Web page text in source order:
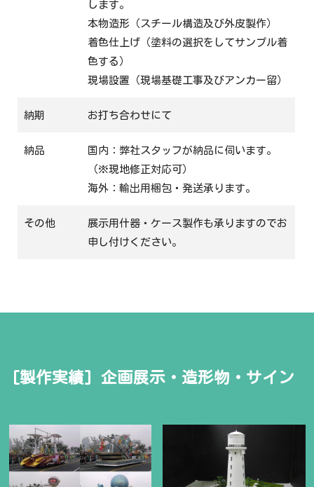
します。
本物造形（スチール構造及び外皮製作）
着色仕上げ（塗料の選択をしてサンプル着
色する）
現場設置（現場基礎工事及びアンカー留）
納期 お打ち合わせにて
納品
国内：弊社スタッフが納品に伺います。
（※現地修正対応可）
海外：輸出用梱包・発送承ります。
その他
展示用什器・ケース製作も承りますのでお
申し付けください。
[製作実績] 企画展示・造形物・サイン